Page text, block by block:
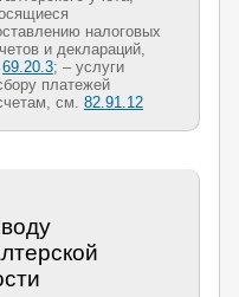
налоговых
и деклараций,
69.20.3; – услуги
платежей
см. 82.91.12